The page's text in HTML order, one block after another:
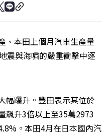
、本田上個月汽車生產量
震與海嘯的嚴重衝擊中逐
幅躍升。豐田表示其位於
飆升3倍以上至35萬2973
。本田4月在日本國內汽